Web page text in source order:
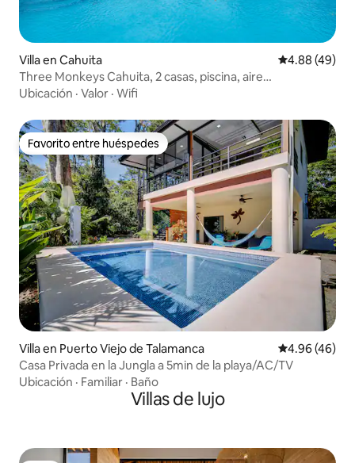
Villa en Cahuita Calificación
4.88 (49)
Three Monkeys Cahuita, 2 casas, piscina, aire
acondicionado, parrilla
Ubicación · Valor · Wifi
Favorito entre huéspedes
Favorito entre huéspedes
Villa en Puerto Viejo de Talamanca Calificación
4.96 (46)
Casa Privada en la Jungla a 5min de la playa/AC/TV
Ubicación · Familiar · Baño
Villas de lujo